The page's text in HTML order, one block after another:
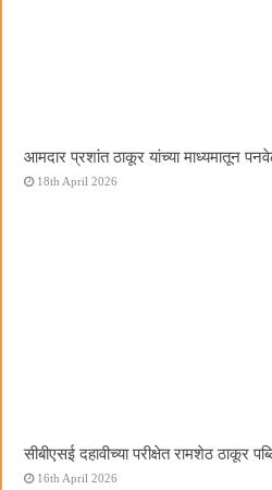
आमदार प्रशांत ठाकूर यांच्या माध्यमातून
18th April 2026
सीबीएसई दहावीच्या परीक्षेत रामशेठ
16th April 2026